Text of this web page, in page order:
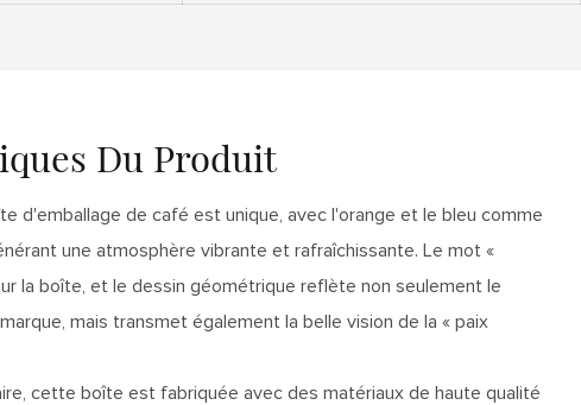
Du Produit
d'emballage de café est unique, avec l'orange et le bleu comme
une atmosphère vibrante et rafraîchissante. Le mot «
la boîte, et le dessin géométrique reflète non seulement le
mais transmet également la belle vision de la « paix
cette boîte est fabriquée avec des matériaux de haute qualité